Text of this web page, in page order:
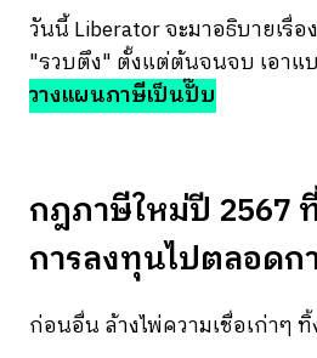
วันนี้ Liberator จะมาอธิบายเรื่
"รวบตึง" ตั้งแต่ต้นจนจบ เอาแ
วางแผนภาษีเป็นปั๊บ
กฎภาษีใหม่ปี 2567
การลงทุนไปตลอดก
ก่อนอื่น ล้างไพ่ความเชื่อเก่าๆ